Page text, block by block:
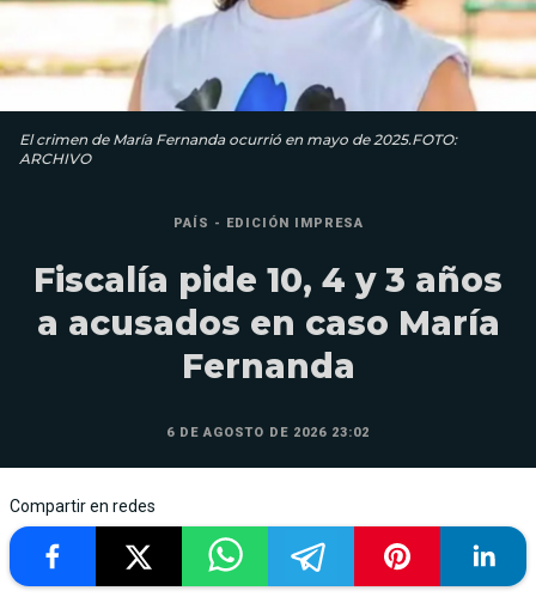
El crimen de María Fernanda ocurrió en mayo de 2025.FOTO:
ARCHIVO
PAÍS - EDICIÓN IMPRESA
Fiscalía pide 10, 4 y 3 años
a acusados en caso María
Fernanda
6 DE AGOSTO DE 2026 23:02
Compartir en redes